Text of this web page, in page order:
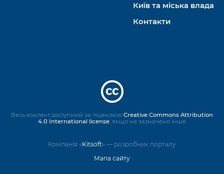
Київ та міська влада
Контакти
Компанія «Kitsoft» — розробник порталу
Мапа сайту
Весь контент доступний за ліцензією Creative Commons Attribution
4.0 International license , якщо не зазначено інше